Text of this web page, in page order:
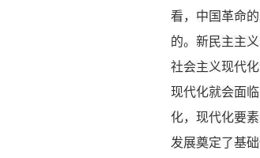
看，中国革命
的。新民主主
社会主义现代
现代化就会面
化，现代化要
发展奠定了基